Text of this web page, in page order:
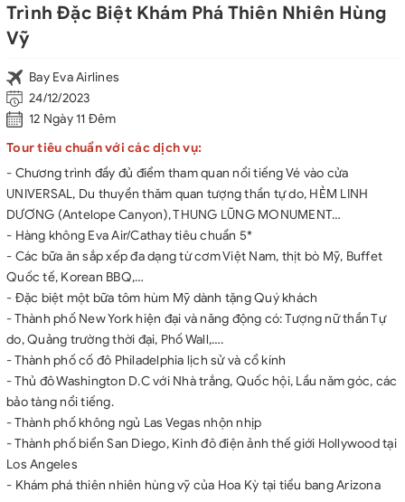
Trình Đặc Biệt Khám Phá Thiên Nhiên Hùng
Vỹ
Bay Eva Airlines
24/12/2023
12 Ngày 11 Đêm
Tour tiêu chuẩn với các dịch vụ:
- Chương trình đầy đủ điểm tham quan nổi tiếng Vé vào cửa
UNIVERSAL, Du thuyền thăm quan tượng thần tự do, HẺM LINH
DƯƠNG (Antelope Canyon), THUNG LŨNG MONUMENT…
- Hàng không Eva Air/Cathay tiêu chuẩn 5*
- Các bữa ăn sắp xếp đa dạng từ cơm Việt Nam, thịt bò Mỹ, Buffet
Quốc tế, Korean BBQ,…
- Đặc biệt một bữa tôm hùm Mỹ dành tặng Quý khách
- Thành phố New York hiện đại và năng động có: Tượng nữ thần Tự
do, Quảng trường thời đại, Phố Wall,….
- Thành phố cố đô Philadelphia lịch sử và cổ kính
- Thủ đô Washington D.C với Nhà trắng, Quốc hội, Lầu năm góc, các
bảo tàng nổi tiếng.
- Thành phố không ngủ Las Vegas nhộn nhịp
- Thành phố biển San Diego, Kinh đô điện ảnh thế giới Hollywood tại
Los Angeles
- Khám phá thiên nhiên hùng vỹ của Hoa Kỳ tại tiểu bang Arizona